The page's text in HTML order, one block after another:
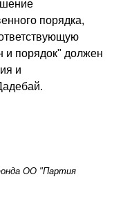
порядка,
и порядок" должен
и
ОО "Партия